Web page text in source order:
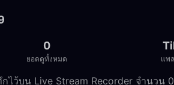
0
ยอดดูทั้งหมด แพ
ว้บน Live Stream Recorder จำนวน